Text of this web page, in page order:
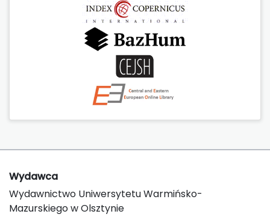
Wydawca
Wydawnictwo Uniwersytetu Warmińsko-
Mazurskiego w Olsztynie